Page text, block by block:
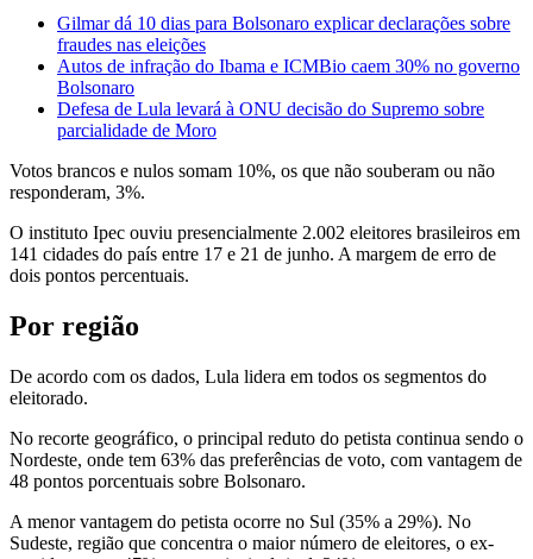
Gilmar dá 10 dias para Bolsonaro explicar declarações sobre
fraudes nas eleições
Autos de infração do Ibama e ICMBio caem 30% no governo
Bolsonaro
Defesa de Lula levará à ONU decisão do Supremo sobre
parcialidade de Moro
Votos brancos e nulos somam 10%, os que não souberam ou não
responderam, 3%.
O instituto Ipec ouviu presencialmente 2.002 eleitores brasileiros em
141 cidades do país entre 17 e 21 de junho. A margem de erro de
dois pontos percentuais.
Por região
De acordo com os dados, Lula lidera em todos os segmentos do
eleitorado.
No recorte geográfico, o principal reduto do petista continua sendo o
Nordeste, onde tem 63% das preferências de voto, com vantagem de
48 pontos porcentuais sobre Bolsonaro.
A menor vantagem do petista ocorre no Sul (35% a 29%). No
Sudeste, região que concentra o maior número de eleitores, o ex-